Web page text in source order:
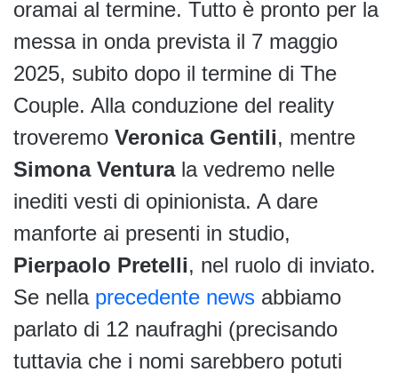
oramai al termine. Tutto è pronto per la
messa in onda prevista il 7 maggio
2025, subito dopo il termine di The
Couple. Alla conduzione del reality
troveremo Veronica Gentili, mentre
Simona Venturala vedremo nelle
inediti vesti di opinionista. A dare
manforte ai presenti in studio,
Pierpaolo Pretelli, nel ruolo di inviato.
Se nella precedente news abbiamo
parlato di 12 naufraghi (precisando
tuttavia che i nomi sarebbero potuti